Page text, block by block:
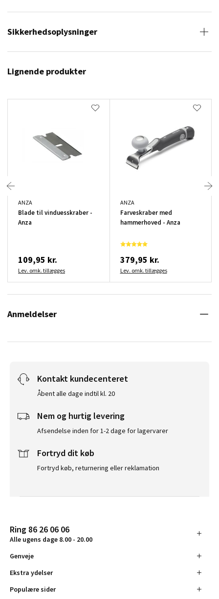
Sikkerhedsoplysninger
Lignende produkter
ANZA
Blade til vinduesskraber -
Anza
109,95 kr.
Lev. omk. tillægges
ANZA
Farveskraber med
hammerhoved - Anza
379,95 kr.
Lev. omk. tillægges
Anmeldelser
Kontakt kundecenteret
Åbent alle dage indtil kl. 20
Nem og hurtig levering
Afsendelse inden for 1-2 dage for lagervarer
Fortryd dit køb
Fortryd køb, returnering eller reklamation
Ring 86 26 06 06
Alle ugens dage 8.00 - 20.00
Genveje
Ekstra ydelser
Populære sider